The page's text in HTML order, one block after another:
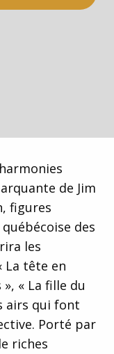
de Jim
figures
des
les
La tête en
« La fille du
airs qui font
Porté par
riches